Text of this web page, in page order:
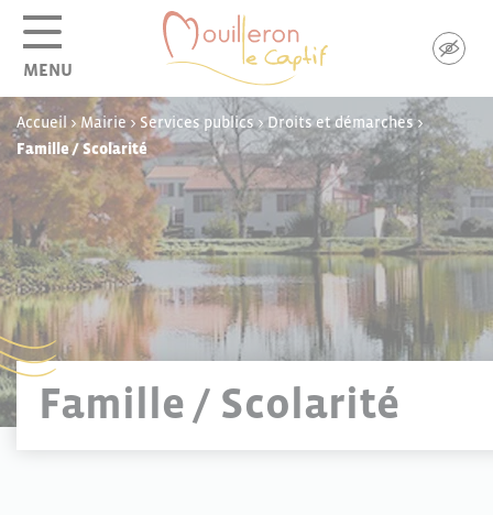
MENU
Accueil >Mairie> Services publics>Droits et démarches>
Famille / Scolarité
Famille / Scolarité
Panneau de gestion des cookies